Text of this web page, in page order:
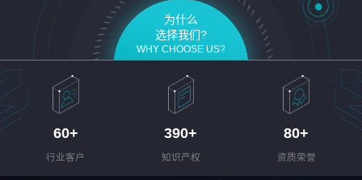
为什么
选择我们?
WHY CHOOSE US?
60+
行业客户
390+
知识产权
80+
资质荣誉